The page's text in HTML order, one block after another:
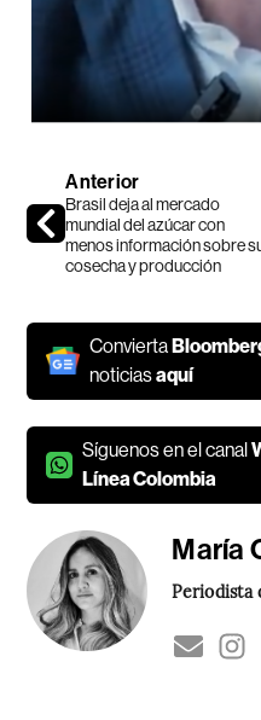
Anterior
Brasil deja al mercado
mundial del azúcar con
menos información sobre
cosecha y producción
Convierta
noticiasaquí
Síguenos en el canal
Línea Colombia
María
Periodista